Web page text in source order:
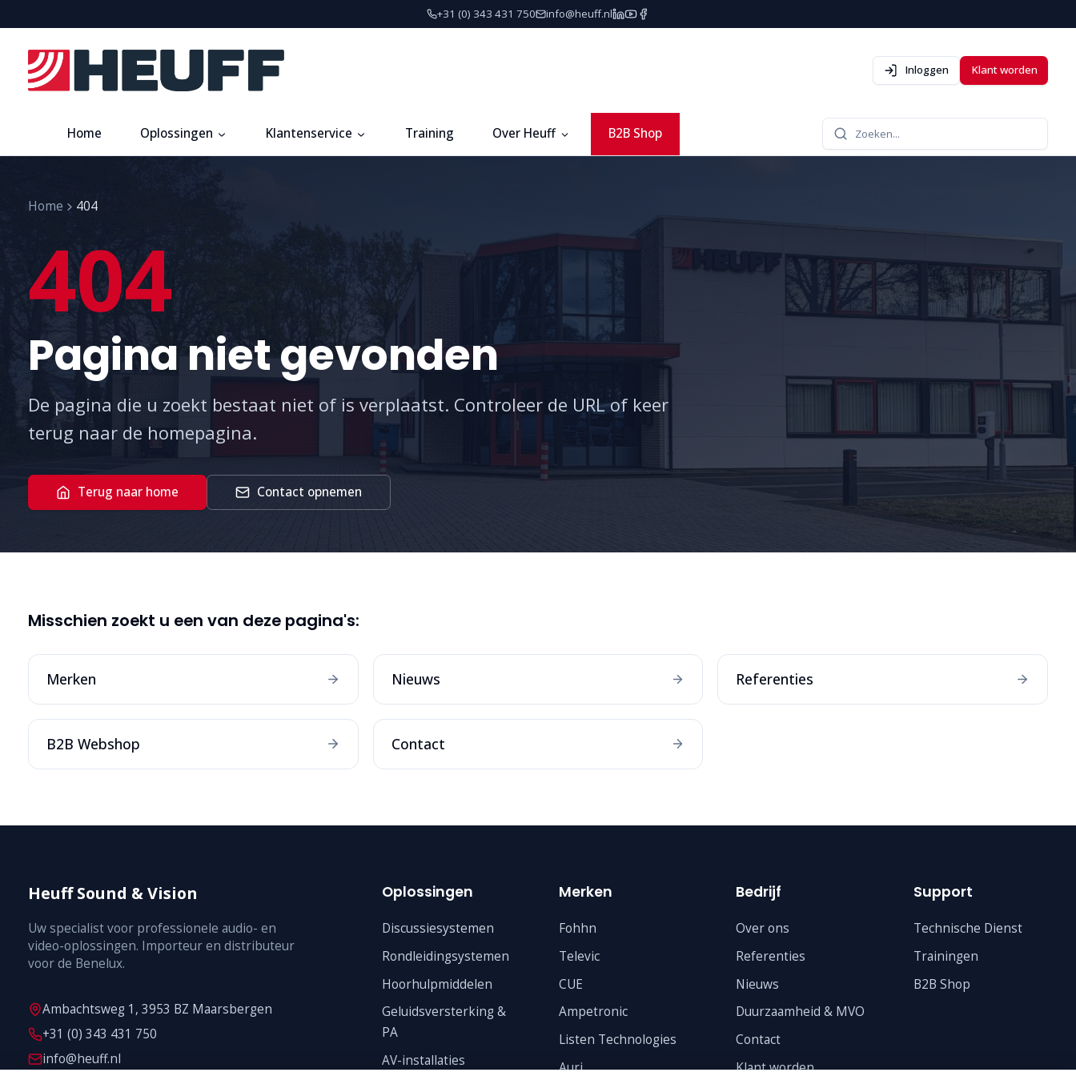
+31 (0) 343 431 750 info@heuff.nl
Inloggen Klant worden
Home Oplossingen Klantenservice Training Over Heuff B2B Shop Zoeken...
Home 404
404
Pagina niet gevonden
De pagina die u zoekt bestaat niet of is verplaatst. Controleer de URL of keer
terug naar de homepagina.
Terug naar home Contact opnemen
Misschien zoekt u een van deze pagina's:
Merken Nieuws Referenties
B2B Webshop Contact
Heuff Sound & Vision
Uw specialist voor professionele audio- en
video-oplossingen. Importeur en distributeur
voor de Benelux.
Ambachtsweg 1, 3953 BZ Maarsbergen
+31 (0) 343 431 750
info@heuff.nl
Oplossingen
Discussiesystemen
Rondleidingsystemen
Hoorhulpmiddelen
Geluidsversterking &
PA
AV-installaties
Merken
Fohhn
Televic
CUE
Ampetronic
Listen Technologies
Auri
Bedrijf
Over ons
Referenties
Nieuws
Duurzaamheid & MVO
Contact
Klant worden
Support
Technische Dienst
Trainingen
B2B Shop